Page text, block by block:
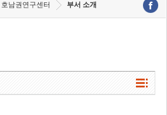
호남권연구센터 부서 소개